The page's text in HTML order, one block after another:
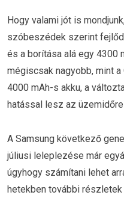
Hogy valami jót is
szóbeszédek szerint
és a borítása alá egy 4300
mégiscsak nagyobb, mint
4000 mAh-s akku, a
hatással lesz az
A Samsung következő
júliusi leleplezése már
úgyhogy számítani lehet
hetekben további